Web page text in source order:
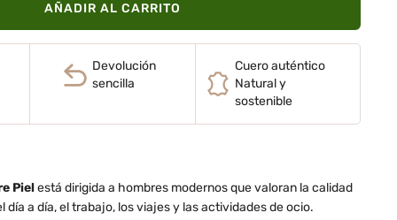
AÑADIR AL CARRITO
Devolución
sencilla
Cuero auténtico
Natural y
sostenible
Pielestá dirigida a hombres modernos que valoran la calidad
día a día, el trabajo, los viajes y las actividades de ocio.